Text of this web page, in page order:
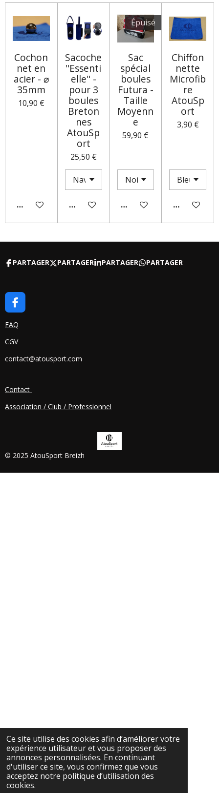
Ce site utilise des cookies afin d’améliorer votre
expérience utilisateur et vous proposer des
annonces personnalisées. En continuant
d'utiliser ce site, vous confirmez que vous
acceptez notre politique d’utilisation des
cookies.
Cochon
net en
acier - ⌀
35mm
10,90 €
AJOUTER AU PANIER
Sacoche
"Essenti
elle" -
pour 3
boules
Breton
nes
AtouSp
ort
25,50 €
AJOUTER AU PANIER
Épuisé
Sac
spécial
boules
Futura -
Taille
Moyenn
e
59,90 €
M'AVERTIR SI DISPONIBLE
Chiffon
nette
Microfib
re
AtouSp
ort
3,90 €
AJOUTER
PARTAGER PARTAGER PARTAGER PARTAGER
F
A
C
B
O
FAQ
CGV
contact@atousport.com
Contact
Association / Club / Professionnel
© 2025 AtouSport Breizh